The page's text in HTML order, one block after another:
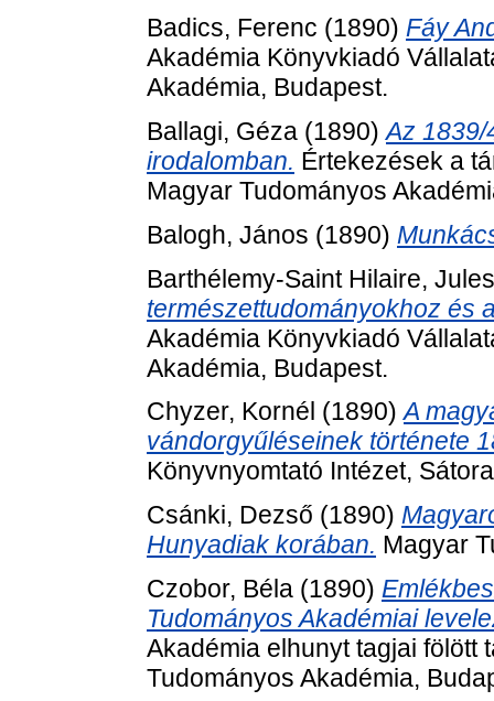
Badics, Ferenc (1890) Fáy
Akadémia Könyvkiadó
Akadémia, Budapest.
Ballagi, Géza (1890)Az
irodalomban. Értekezések a
Magyar Tudományos
Balogh, János (1890)
Barthélemy-Saint Hilaire, Jules
természettudományokhoz és
Akadémia Könyvkiadó
Akadémia, Budapest.
Chyzer, Kornél (1890)A
vándorgyűléseinek története
Könyvnyomtató Intézet,
Csánki, Dezső (1890)
Hunyadiak korában. Magyar
Czobor, Béla (1890)
Tudományos Akadémiai
Akadémia elhunyt tagjai fölött
Tudományos Akadémia,